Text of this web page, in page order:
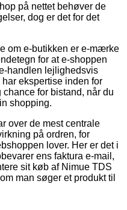
på nettet behøver de
dog er det for det
om e-butikken er e-mærke
for at e-shoppen
handlen lejlighedsvis
ekspertise inden for
for bistand, når du
shopping.
over de mest centrale
på ordren, for
lover. Her er det i
ens faktura e-mail,
sit køb af Nimue TDS
man søger et produkt til